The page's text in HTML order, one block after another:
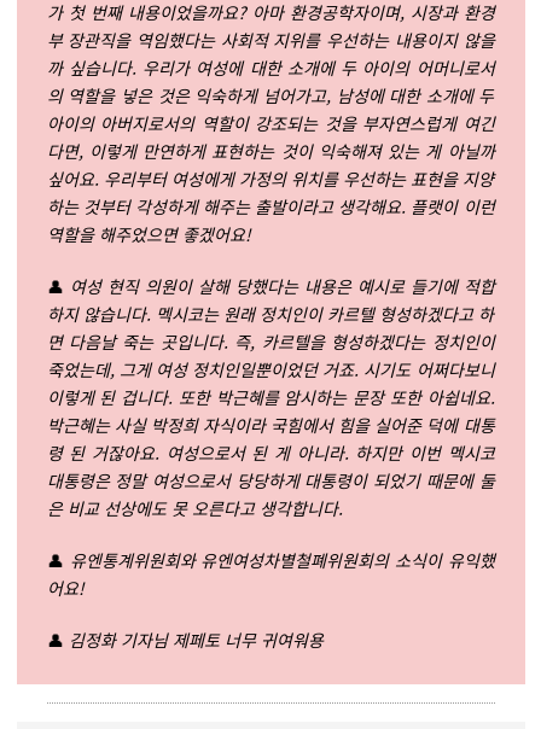
가 첫 번째 내용이었을까요? 아마 환경공학자이며, 시장과 환경
부 장관직을 역임했다는 사회적 지위를 우선하는 내용이지 않을
까 싶습니다. 우리가 여성에 대한 소개에 두 아이의 어머니로서
의 역할을 넣은 것은 익숙하게 넘어가고, 남성에 대한 소개에 두
아이의 아버지로서의 역할이 강조되는 것을 부자연스럽게 여긴
다면, 이렇게 만연하게 표현하는 것이 익숙해져 있는 게 아닐까
싶어요. 우리부터 여성에게 가정의 위치를 우선하는 표현을 지양
하는 것부터 각성하게 해주는 출발이라고 생각해요. 플랫이 이런
역할을 해주었으면 좋겠어요!
👤 여성 현직 의원이 살해 당했다는 내용은 예시로 들기에 적합
하지 않습니다. 멕시코는 원래 정치인이 카르텔 형성하겠다고 하
면 다음날 죽는 곳입니다. 즉, 카르텔을 형성하겠다는 정치인이
죽었는데, 그게 여성 정치인일뿐이었던 거죠. 시기도 어쩌다보니
이렇게 된 겁니다. 또한 박근혜를 암시하는 문장 또한 아쉽네요.
박근혜는 사실 박정희 자식이라 국힘에서 힘을 실어준 덕에 대통
령 된 거잖아요. 여성으로서 된 게 아니라. 하지만 이번 멕시코
대통령은 정말 여성으로서 당당하게 대통령이 되었기 때문에 둘
은 비교 선상에도 못 오른다고 생각합니다.
👤 유엔통계위원회와 유엔여성차별철폐위원회의 소식이 유익했
어요!
👤 김정화 기자님 제페토 너무 귀여워용